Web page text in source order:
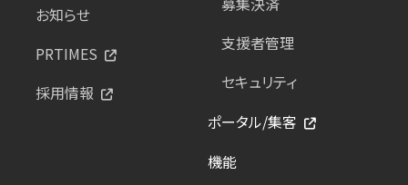
お知らせ
PRTIMES
採用情報
支援者管理
セキュリティ
ポータル/集客
機能